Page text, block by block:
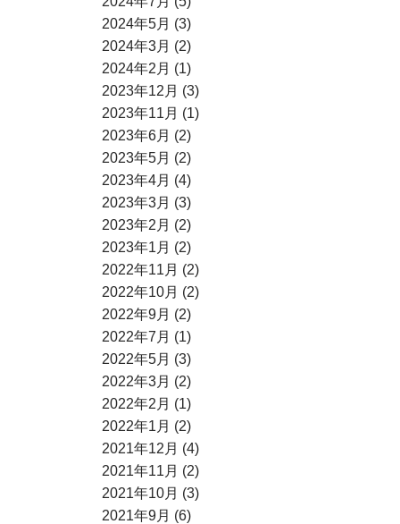
2024年5月 (3)
2024年3月 (2)
2024年2月 (1)
2023年12月 (3)
2023年11月 (1)
2023年6月 (2)
2023年5月 (2)
2023年4月 (4)
2023年3月 (3)
2023年2月 (2)
2023年1月 (2)
2022年11月 (2)
2022年10月 (2)
2022年9月 (2)
2022年7月 (1)
2022年5月 (3)
2022年3月 (2)
2022年2月 (1)
2022年1月 (2)
2021年12月 (4)
2021年11月 (2)
2021年10月 (3)
2021年9月 (6)